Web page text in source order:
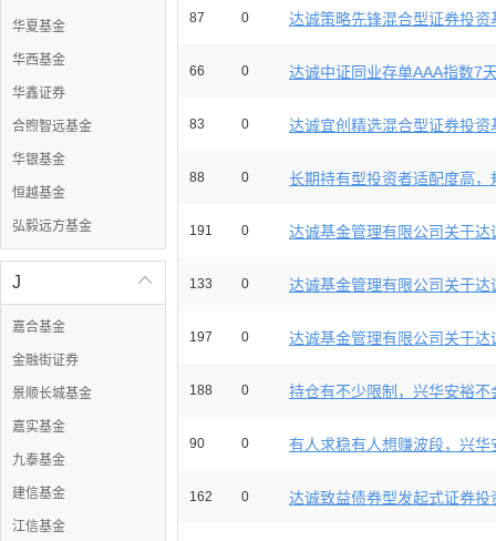
华夏基金
华西基金
华鑫证券
合煦智远基金
华银基金
恒越基金
弘毅远方基金

J
嘉合基金
金融街证券
景顺长城基金
嘉实基金
九泰基金
建信基金
江信基金
87 0 达诚策略先锋混合型证券投资
66 0 达诚中证同业存单AAA指数7
83 0 达诚宜创精选混合型证券投资
88 0 长期持有型投资者适配度高，
191 0 达诚基金管理有限公司关于达
133 0 达诚基金管理有限公司关于达
197 0 达诚基金管理有限公司关于达
188 0 持仓有不少限制，兴华安裕不
90 0 有人求稳有人想赚波段，兴华
162 0 达诚致益债券型发起式证券投